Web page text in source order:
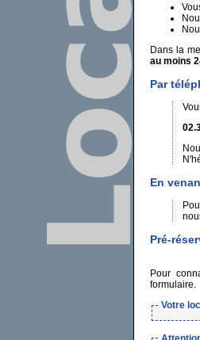
Dans la
au moins
Par
En
Pré-
Pour
formulaire.
Votre